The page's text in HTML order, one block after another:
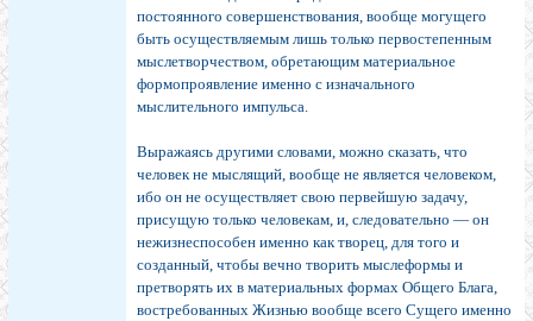
постоянного совершенствования, вообще могущего
быть осуществляемым лишь только первостепенным
мыслетворчеством, обретающим материальное
формопроявление именно с изначального
мыслительного импульса.
Выражаясь другими словами, можно сказать, что
человек не мыслящий, вообще не является человеком,
ибо он не осуществляет свою первейшую задачу,
присущую только человекам, и, следовательно — он
нежизнеспособен именно как творец, для того и
созданный, чтобы вечно творить мыслеформы и
претворять их в материальных формах Общего Блага,
востребованных Жизнью вообще всего Сущего именно